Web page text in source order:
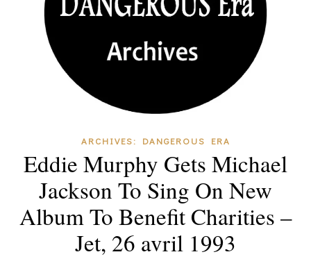
ARCHIVES: DANGEROUS ERA
Eddie Murphy Gets Michael
Jackson To Sing On New
Album To Benefit Charities –
Jet, 26 avril 1993